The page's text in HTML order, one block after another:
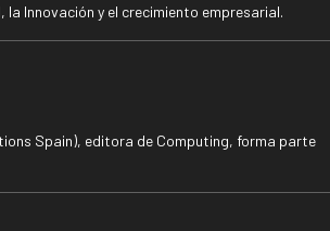
la Innovación y el crecimiento empresarial.
Spain), editora de Computing, forma parte